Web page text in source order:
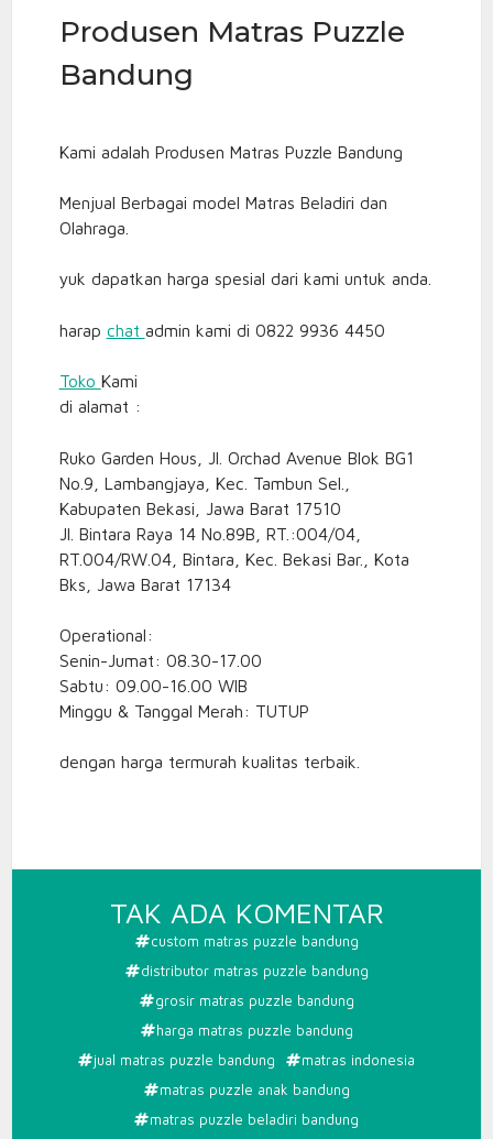
Produsen Matras Puzzle
Bandung
Kami adalah Produsen Matras Puzzle Bandung
Menjual Berbagai model Matras Beladiri dan
Olahraga.
yuk dapatkan harga spesial dari kami untuk anda.
harap chat admin kami di 0822 9936 4450
Toko Kami
di alamat :
Ruko Garden Hous, Jl. Orchad Avenue Blok BG1
No.9, Lambangjaya, Kec. Tambun Sel.,
Kabupaten Bekasi, Jawa Barat 17510
Jl. Bintara Raya 14 No.89B, RT.:004/04,
RT.004/RW.04, Bintara, Kec. Bekasi Bar., Kota
Bks, Jawa Barat 17134
Operational:
Senin-Jumat: 08.30-17.00
Sabtu: 09.00-16.00 WIB
Minggu & Tanggal Merah: TUTUP
dengan harga termurah kualitas terbaik.
TAK ADA KOMENTAR
custom matras puzzle bandung
distributor matras puzzle bandung
grosir matras puzzle bandung
harga matras puzzle bandung
jual matras puzzle bandung
matras indonesia
matras puzzle anak bandung
matras puzzle beladiri bandung